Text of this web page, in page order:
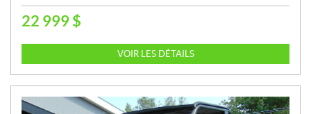
P
X
:
22 999 $
VOIR LES DÉTAILS